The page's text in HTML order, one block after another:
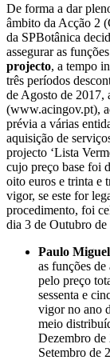
De forma a dar
âmbito da Acção 2
da SPBotânica
assegurar as
projecto, a tempo
três períodos
de Agosto de 2017,
(www.acingov.pt),
prévia a várias
aquisição de
projecto ‘Lista
cujo preço base foi
oito euros e trinta e
vigor, se este for
procedimento, foi
dia 3 de Outubro
Paulo
as funções de
pelo preço
sessenta e
vigor no ano
meio
Dezembro
Setembro de